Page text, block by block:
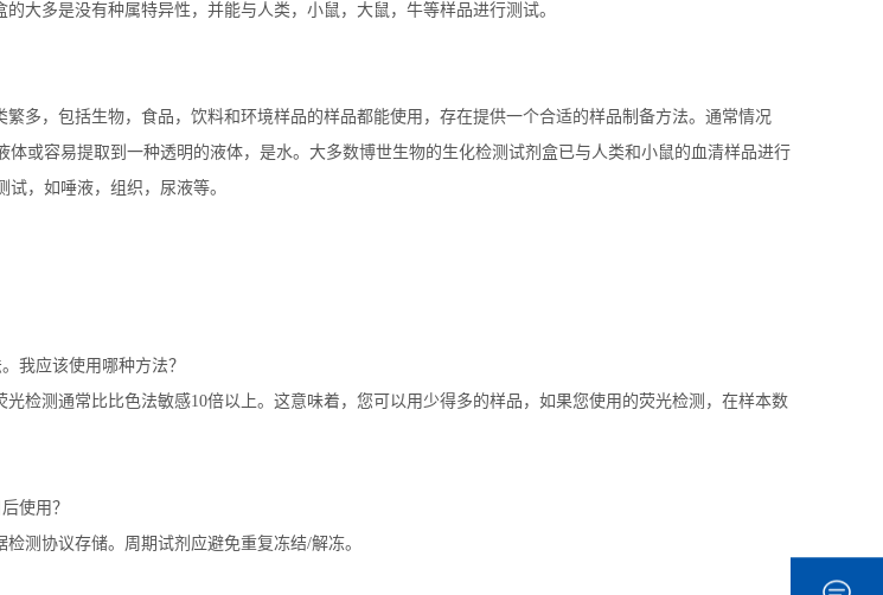
大多是没有种属特异性，并能与人类，小鼠，大鼠，牛等样品进行测试。
多，包括生物，食品，饮料和环境样品的样品都能使用，存在提供一个合适的样品制备方法。通常情况
体或容易提取到一种透明的液体，是水。大多数博世生物的生化检测试剂盒已与人类和小鼠的血清样品进行
试，如唾液，组织，尿液等。
我应该使用哪种方法？
光检测通常比比色法敏感10倍以上。这意味着，您可以用少得多的样品，如果您使用的荧光检测，在样本数
使用？
测协议存储。周期试剂应避免重复冻结/解冻。